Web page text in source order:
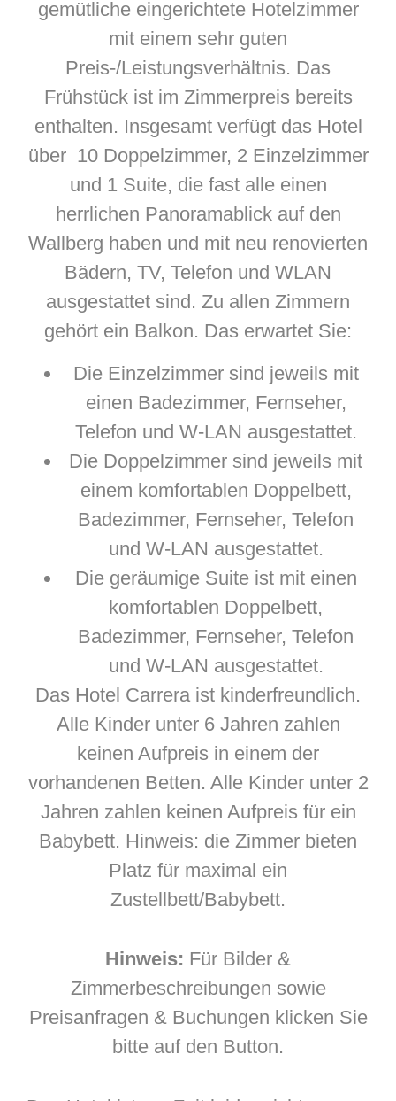
gemütliche eingerichtete Hotelzimmer
mit einem sehr guten
Preis-/Leistungsverhältnis. Das
Frühstück ist im Zimmerpreis bereits
enthalten. Insgesamt verfügt das Hotel
über 10 Doppelzimmer, 2 Einzelzimmer
und 1 Suite, die fast alle einen
herrlichen Panoramablick auf den
Wallberg haben und mit neu renovierten
Bädern, TV, Telefon und WLAN
ausgestattet sind. Zu allen Zimmern
gehört ein Balkon. Das erwartet Sie:
Die Einzelzimmer sind jeweils mit
einen Badezimmer, Fernseher,
Telefon und W-LAN ausgestattet.
Die Doppelzimmer sind jeweils mit
einem komfortablen Doppelbett,
Badezimmer, Fernseher, Telefon
und W-LAN ausgestattet.
Die geräumige Suite ist mit einen
komfortablen Doppelbett,
Badezimmer, Fernseher, Telefon
und W-LAN ausgestattet.
Das Hotel Carrera ist kinderfreundlich.
Alle Kinder unter 6 Jahren zahlen
keinen Aufpreis in einem der
vorhandenen Betten. Alle Kinder unter 2
Jahren zahlen keinen Aufpreis für ein
Babybett. Hinweis: die Zimmer bieten
Platz für maximal ein
Zustellbett/Babybett.
Hinweis: Für Bilder &
Zimmerbeschreibungen sowie
Preisanfragen & Buchungen klicken Sie
bitte auf den Button.